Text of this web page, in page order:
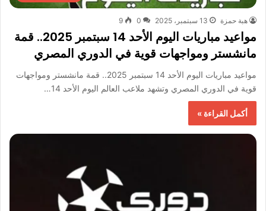
هبة حمزة 13 سبتمبر، 2025 0
9
مواعيد مباريات اليوم الأحد 14 سبتمبر 2025.. قمة
مانشستر ومواجهات قوية في الدوري المصري
مواعيد مباريات اليوم الأحد 14 سبتمبر 2025.. قمة مانشستر ومواجهات
قوية في الدوري المصري وتشهد ملاعب العالم اليوم الأحد 14…
أكمل القراءة »